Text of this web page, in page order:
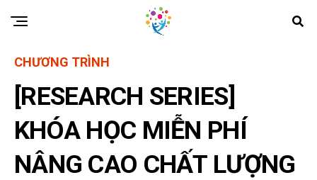
CHƯƠNG TRÌNH
[RESEARCH SERIES]
KHÓA HỌC MIỄN PHÍ
NÂNG CAO CHẤT LƯỢNG